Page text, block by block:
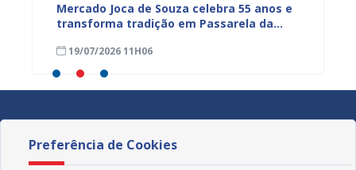
Mercado Joca de Souza celebra 55 anos e
transforma tradição em Passarela da
de Juazeiro
19/07/2026 11H06
Preferência de Cookies